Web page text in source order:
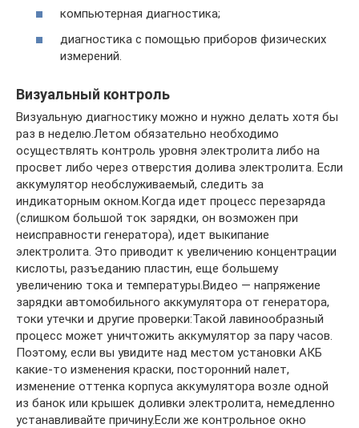
компьютерная диагностика;
диагностика с помощью приборов физических
измерений.
Визуальный контроль
Визуальную диагностику можно и нужно делать хотя бы
раз в неделю.Летом обязательно необходимо
осуществлять контроль уровня электролита либо на
просвет либо через отверстия долива электролита. Если
аккумулятор необслуживаемый, следить за
индикаторным окном.Когда идет процесс перезаряда
(слишком большой ток зарядки, он возможен при
неисправности генератора), идет выкипание
электролита. Это приводит к увеличению концентрации
кислоты, разъеданию пластин, еще большему
увеличению тока и температуры.Видео — напряжение
зарядки автомобильного аккумулятора от генератора,
токи утечки и другие проверки:Такой лавинообразный
процесс может уничтожить аккумулятор за пару часов.
Поэтому, если вы увидите над местом установки АКБ
какие-то изменения краски, посторонний налет,
изменение оттенка корпуса аккумулятора возле одной
из банок или крышек доливки электролита, немедленно
устанавливайте причину.Если же контрольное окно